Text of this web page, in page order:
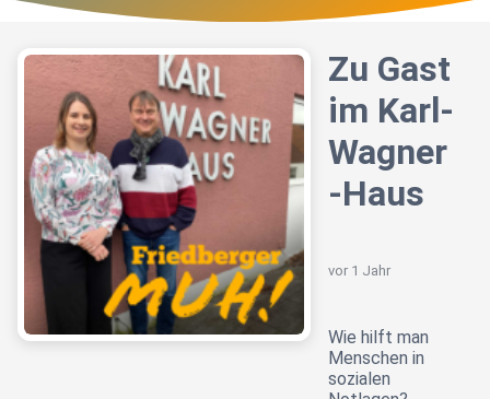
Zu Gast
im Karl-
Wagner
-Haus
vor 1 Jahr
Wie hilft man
Menschen in
sozialen